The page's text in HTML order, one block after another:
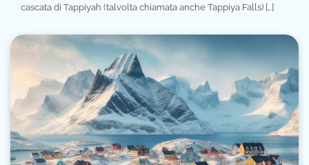
cascata di Tappiyah (talvolta chiamata anche Tappiya Falls) […]